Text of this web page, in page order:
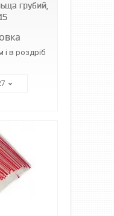
грубий,
і в роздріб